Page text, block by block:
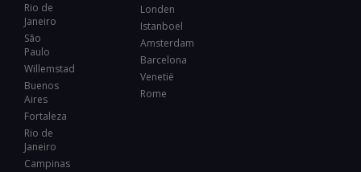
Rio de
Janeiro
São
Paulo
Willemstad
Buenos
Aires
Fortaleza
Rio de
Janeiro
Campinas
Londen
Istanboel
Amsterdam
Barcelona
Venetië
Rome